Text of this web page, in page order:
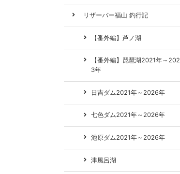
リザーバー福山 釣行記
【番外編】芦ノ湖
【番外編】琵琶湖2021年～202
3年
日吉ダム2021年～2026年
七色ダム2021年～2026年
池原ダム2021年～2026年
津風呂湖